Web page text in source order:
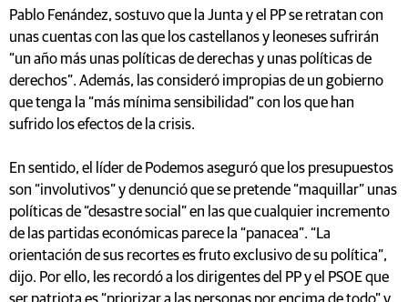
Pablo Fenández, sostuvo que la Junta y el PP se retratan con
unas cuentas con las que los castellanos y leoneses sufrirán
“un año más unas políticas de derechas y unas políticas de
derechos”. Además, las consideró impropias de un gobierno
que tenga la “más mínima sensibilidad” con los que han
sufrido los efectos de la crisis.
En sentido, el líder de Podemos aseguró que los presupuestos
son “involutivos” y denunció que se pretende “maquillar” unas
políticas de “desastre social” en las que cualquier incremento
de las partidas económicas parece la “panacea”. “La
orientación de sus recortes es fruto exclusivo de su política”,
dijo. Por ello, les recordó a los dirigentes del PP y el PSOE que